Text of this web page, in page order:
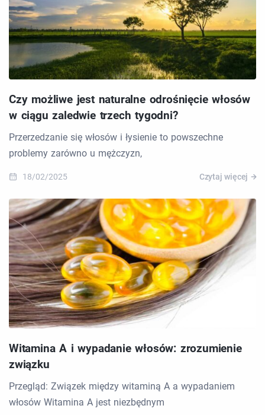
Czy możliwe jest naturalne odrośnięcie włosów
w ciągu zaledwie trzech tygodni?
Przerzedzanie się włosów i łysienie to powszechne
problemy zarówno u mężczyzn,
18/02/2025 Czytaj więcej
Witamina A i wypadanie włosów: zrozumienie
związku
Przegląd: Związek między witaminą A a wypadaniem
włosów Witamina A jest niezbędnym